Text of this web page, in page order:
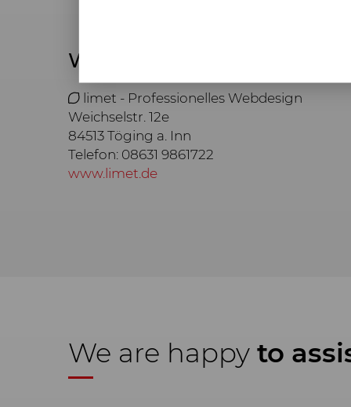
Required web technologies and
consent. Without these web
Statistic
We want to constantly improve the
technologies (also cookies) that
Webdesign
limet - Professionelles Webdesign
Weichselstr. 12e
84513 Töging a. Inn
Telefon: 08631 9861722
www.limet.de
We are happy to